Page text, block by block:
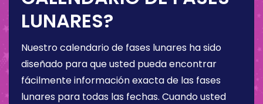
LUNARES?
Nuestro calendario de fases lunares ha sido
diseñado para que usted pueda encontrar
fácilmente información exacta de las fases
lunares para todas las fechas. Cuando usted